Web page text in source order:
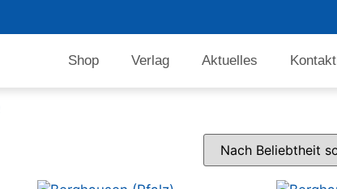
Shop Verlag Aktuelles Kontakt